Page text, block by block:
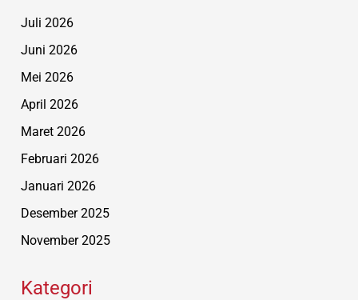
Juli 2026
Juni 2026
Mei 2026
April 2026
Maret 2026
Februari 2026
Januari 2026
Desember 2025
November 2025
Kategori